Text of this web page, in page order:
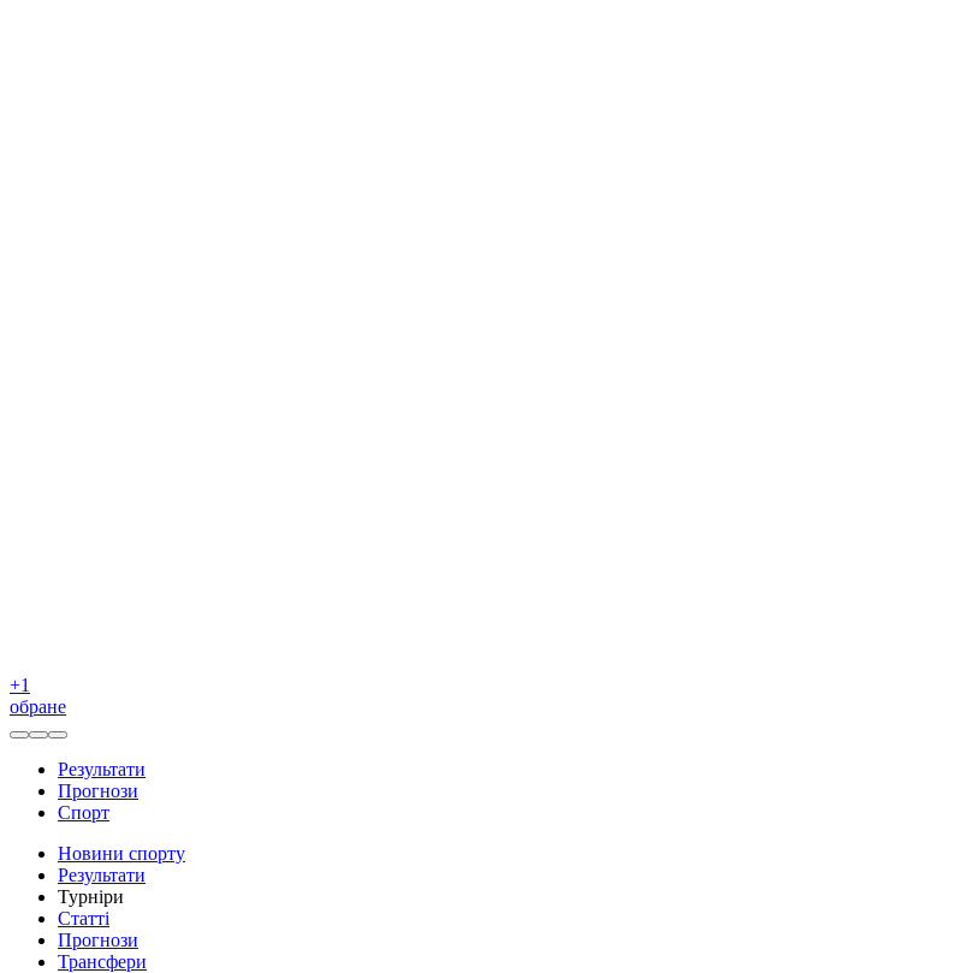
+1
обране
Результати
Прогнози
Спорт
Новини спорту
Результати
Турніри
Статті
Прогнози
Трансфери